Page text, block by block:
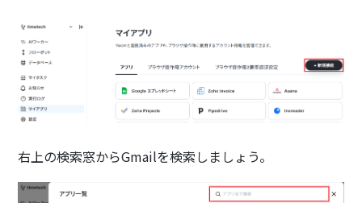
右上の検索窓からGmailを検索しましょう。